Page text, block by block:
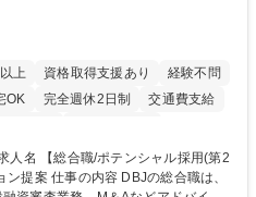
上 資格取得支援あり
経験不問
OK 完全週休2日制
交通費支給
の総合職は、